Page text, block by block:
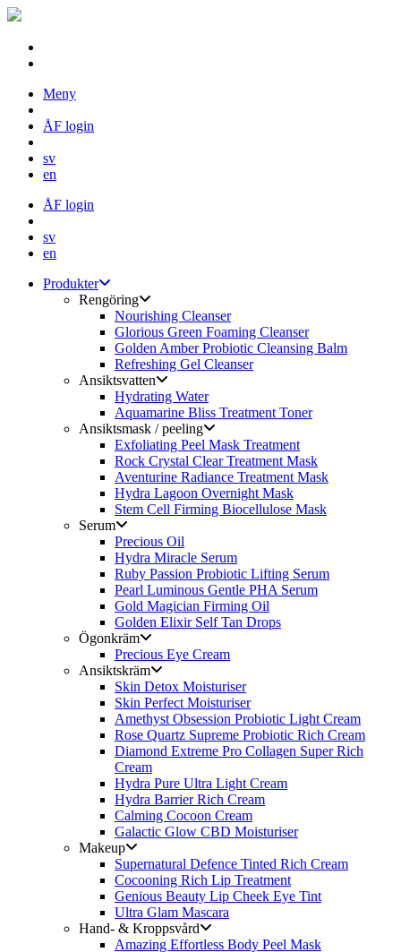
Skip
content
Meny
ÅF login
sv
en
ÅF login
sv
en
Produkter
Rengöring
Nourishing Cleanser
Glorious Green Foaming Cleanser
Golden Amber Probiotic Cleansing Balm
Refreshing Gel Cleanser
Ansiktsvatten
Hydrating Water
Aquamarine Bliss Treatment Toner
Ansiktsmask / peeling
Exfoliating Peel Mask Treatment
Rock Crystal Clear Treatment Mask
Aventurine Radiance Treatment Mask
Hydra Lagoon Overnight Mask
Stem Cell Firming Biocellulose Mask
Serum
Precious Oil
Hydra Miracle Serum
Ruby Passion Probiotic Lifting Serum
Pearl Luminous Gentle PHA Serum
Gold Magician Firming Oil
Golden Elixir Self Tan Drops
Ögonkräm
Precious Eye Cream
Ansiktskräm
Skin Detox Moisturiser
Skin Perfect Moisturiser
Amethyst Obsession Probiotic Light Cream
Rose Quartz Supreme Probiotic Rich Cream
Diamond Extreme Pro Collagen Super Rich
Cream
Hydra Pure Ultra Light Cream
Hydra Barrier Rich Cream
Calming Cocoon Cream
Galactic Glow CBD Moisturiser
Makeup
Supernatural Defence Tinted Rich Cream
Cocooning Rich Lip Treatment
Genious Beauty Lip Cheek Eye Tint
Ultra Glam Mascara
Hand- & Kroppsvård
Amazing Effortless Body Peel Mask